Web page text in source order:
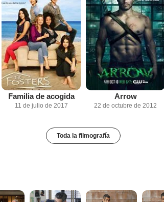
Familia de acogida
11 de julio de 2017
Arrow
22 de octubre de 2012
Toda la filmografía